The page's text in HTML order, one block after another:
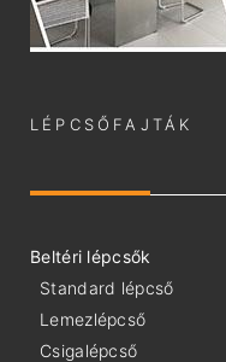
LÉPCSŐFAJTÁK
Beltéri lépcsők
Standard lépcső
Lemezlépcső
Csigalépcső